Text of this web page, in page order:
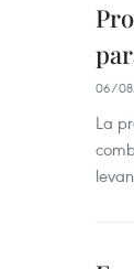
06/
La